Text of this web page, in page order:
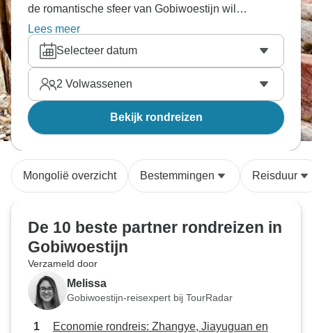
de romantische sfeer van Gobiwoestijn wil
genieten, de reizen brengen je naar de straatjes van
Dunhuang en de charme van Jiayuguan zal jullie
beiden betoveren. Vind de tour naar Gobiwoestijn
die perfect is voor jullie tweetjes, reis samen en
bekijk de wereld van dichtbij. Onze reisexperts
hebben alle tours doorzocht en hebben handmatig
de beste
partner avontuurlijke reizen
Lees meer
Selecteer datum
2 Volwassenen
Bekijk rondreizen
Mongolië overzicht Bestemmingen Reisduur
De 10 beste partner rondreizen in
Gobiwoestijn
Verzameld door
Melissa
Gobiwoestijn-reisexpert bij TourRadar
Economie rondreis: Zhangye, Jiayuguan en